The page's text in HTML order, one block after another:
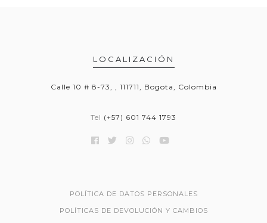
LOCALIZACIÓN
Calle 10 # 8-73, , 111711, Bogota, Colombia
Tel (+57) 601 744 1793
POLÍTICA DE DATOS PERSONALES
POLÍTICAS DE DEVOLUCIÓN Y CAMBIOS